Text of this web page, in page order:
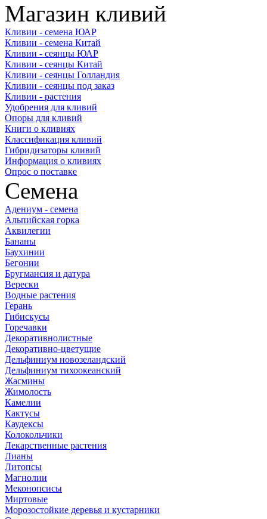
Магазин кливий
Кливии - семена ЮАР
Кливии - семена Китай
Кливии - сеянцы ЮАР
Кливии - сеянцы Китай
Кливии - сеянцы Голландия
Кливии - сеянцы под заказ
Кливии - растения
Удобрения для кливий
Опоры для кливий
Книги о кливиях
Классификация кливий
Гибридизаторы кливий
Информация о кливиях
Опрос о поставке
Семена
Адениум - семена
Альпийская горка
Аквилегии
Бананы
Баухинии
Бегонии
Бругмансия и датура
Верески
Водные растения
Герань
Гибискусы
Горечавки
Декоративнолистные
Декоративно-цветущие
Дельфиниум новозеландский
Дельфиниум тихоокеанский
Жасмины
Жимолость
Камелии
Кактусы
Каудексы
Колокольчики
Лекарственные растения
Лианы
Литопсы
Магнолии
Меконопсисы
Миртовые
Морозостойкие деревья и кустарники